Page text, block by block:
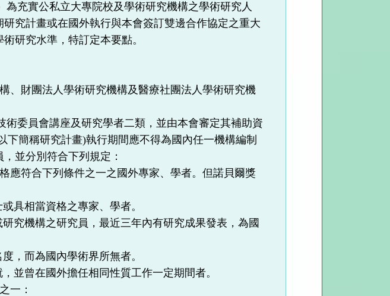
充實公私立大專院校及學術研究機構之學術研究人
究計畫或在國外執行與本會簽訂雙邊合作協定之重大
研究水準，特訂定本要點。
、財團法人學術研究機構及醫療社團法人學術研究機
委員會講座及研究學者二類，並由本會審定其補助資
下簡稱研究計畫)執行期間應不得為國內任一機構編制
並分別符合下列規定：
應符合下列條件之一之國外專家、學者。但諾貝爾獎
具相當資格之專家、學者。
究機構之研究員，最近三年內有研究成果發表，為國
，而為國內學術界所無者。
並曾在國外擔任相同性質工作一定期間者。
一：